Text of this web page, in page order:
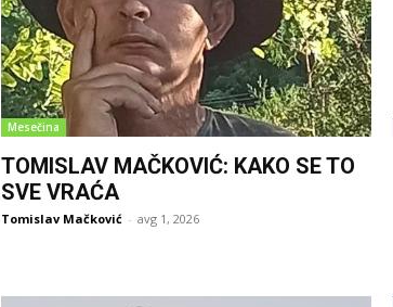
Mesečina
TOMISLAV MAČKOVIĆ: KAKO SE TO
SVE VRAĆA
Tomislav Mačković - avg 1, 2026